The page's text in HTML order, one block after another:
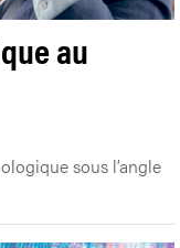
au
sous l’angle